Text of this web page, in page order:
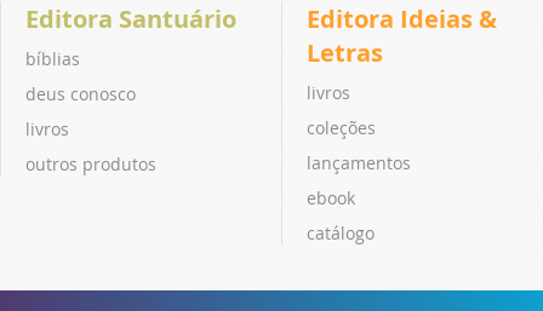
Editora Santuário
bíblias
deus conosco
livros
outros produtos
Editora Ideias &
Letras
livros
coleções
lançamentos
ebook
catálogo